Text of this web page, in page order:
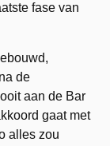
fase van
de
aan de Bar
gaat met
alles zou